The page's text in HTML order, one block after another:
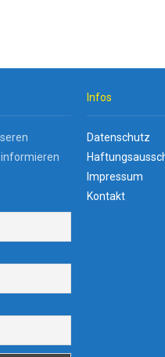
Infos
Datenschutz
Impressum
Kontakt